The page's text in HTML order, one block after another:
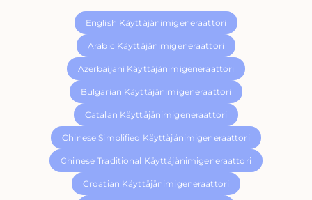
English Käyttäjänimigeneraattori
Arabic Käyttäjänimigeneraattori
Azerbaijani Käyttäjänimigeneraattori
Bulgarian Käyttäjänimigeneraattori
Catalan Käyttäjänimigeneraattori
Chinese Simplified Käyttäjänimigeneraattori
Chinese Traditional Käyttäjänimigeneraattori
Croatian Käyttäjänimigeneraattori